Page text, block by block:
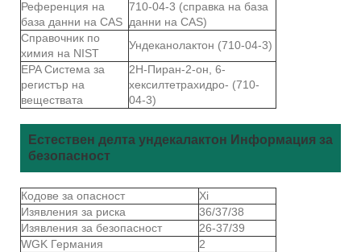
Референция на
база данни на CAS
710-04-3 (справка на база
данни на CAS)
Справочник по
химия на NIST
Ундеканолактон (710-04-3)
EPA Система за
регистър на
веществата
2Н-Пиран-2-он, 6-
хексилтетрахидро- (710-
04-3)
Естествен делта ундекалактон Информация за
безопасност
Кодове за опасност
Xi
Изявления за риска
36/37/38
Изявления за безопасност
26-37/39
WGK Германия
2